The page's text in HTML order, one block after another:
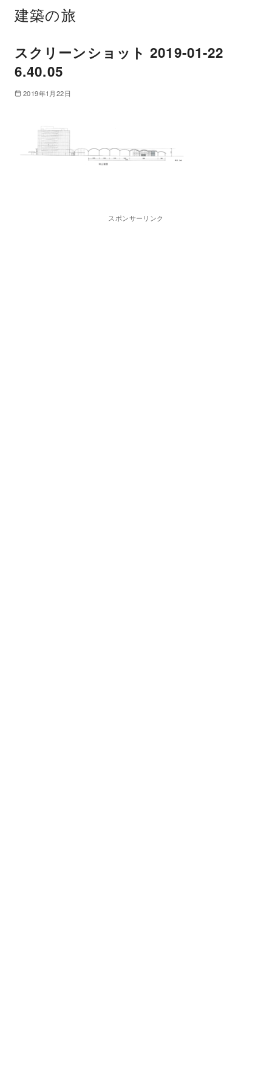
建築の旅
スクリーンショット 2019-01-22
6.40.05
2019年1月22日
スポンサーリンク